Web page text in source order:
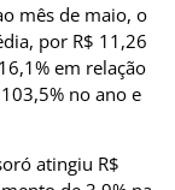
mês de maio, o
por R$ 11,26
em relação
no ano e
atingiu R$